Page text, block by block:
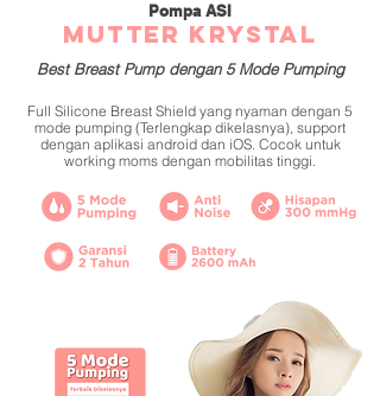
Pompa ASI
MUTTER Krystal
Best Breast Pump dengan 5 Mode Pumping
Full Silicone Breast Shield yang nyaman dengan 5
mode pumping (Terlengkap dikelasnya), support
dengan aplikasi android dan iOS. Cocok untuk
working moms dengan mobilitas tinggi.